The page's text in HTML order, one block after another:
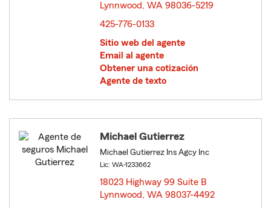
Lynnwood, WA 98036-5219
425-776-0133
Sitio web del agente
Email al agente
Obtener una cotización
Agente de texto
Michael Gutierrez
Michael Gutierrez Ins Agcy Inc
Lic: WA-1233662
18023 Highway 99 Suite B
Lynnwood, WA 98037-4492